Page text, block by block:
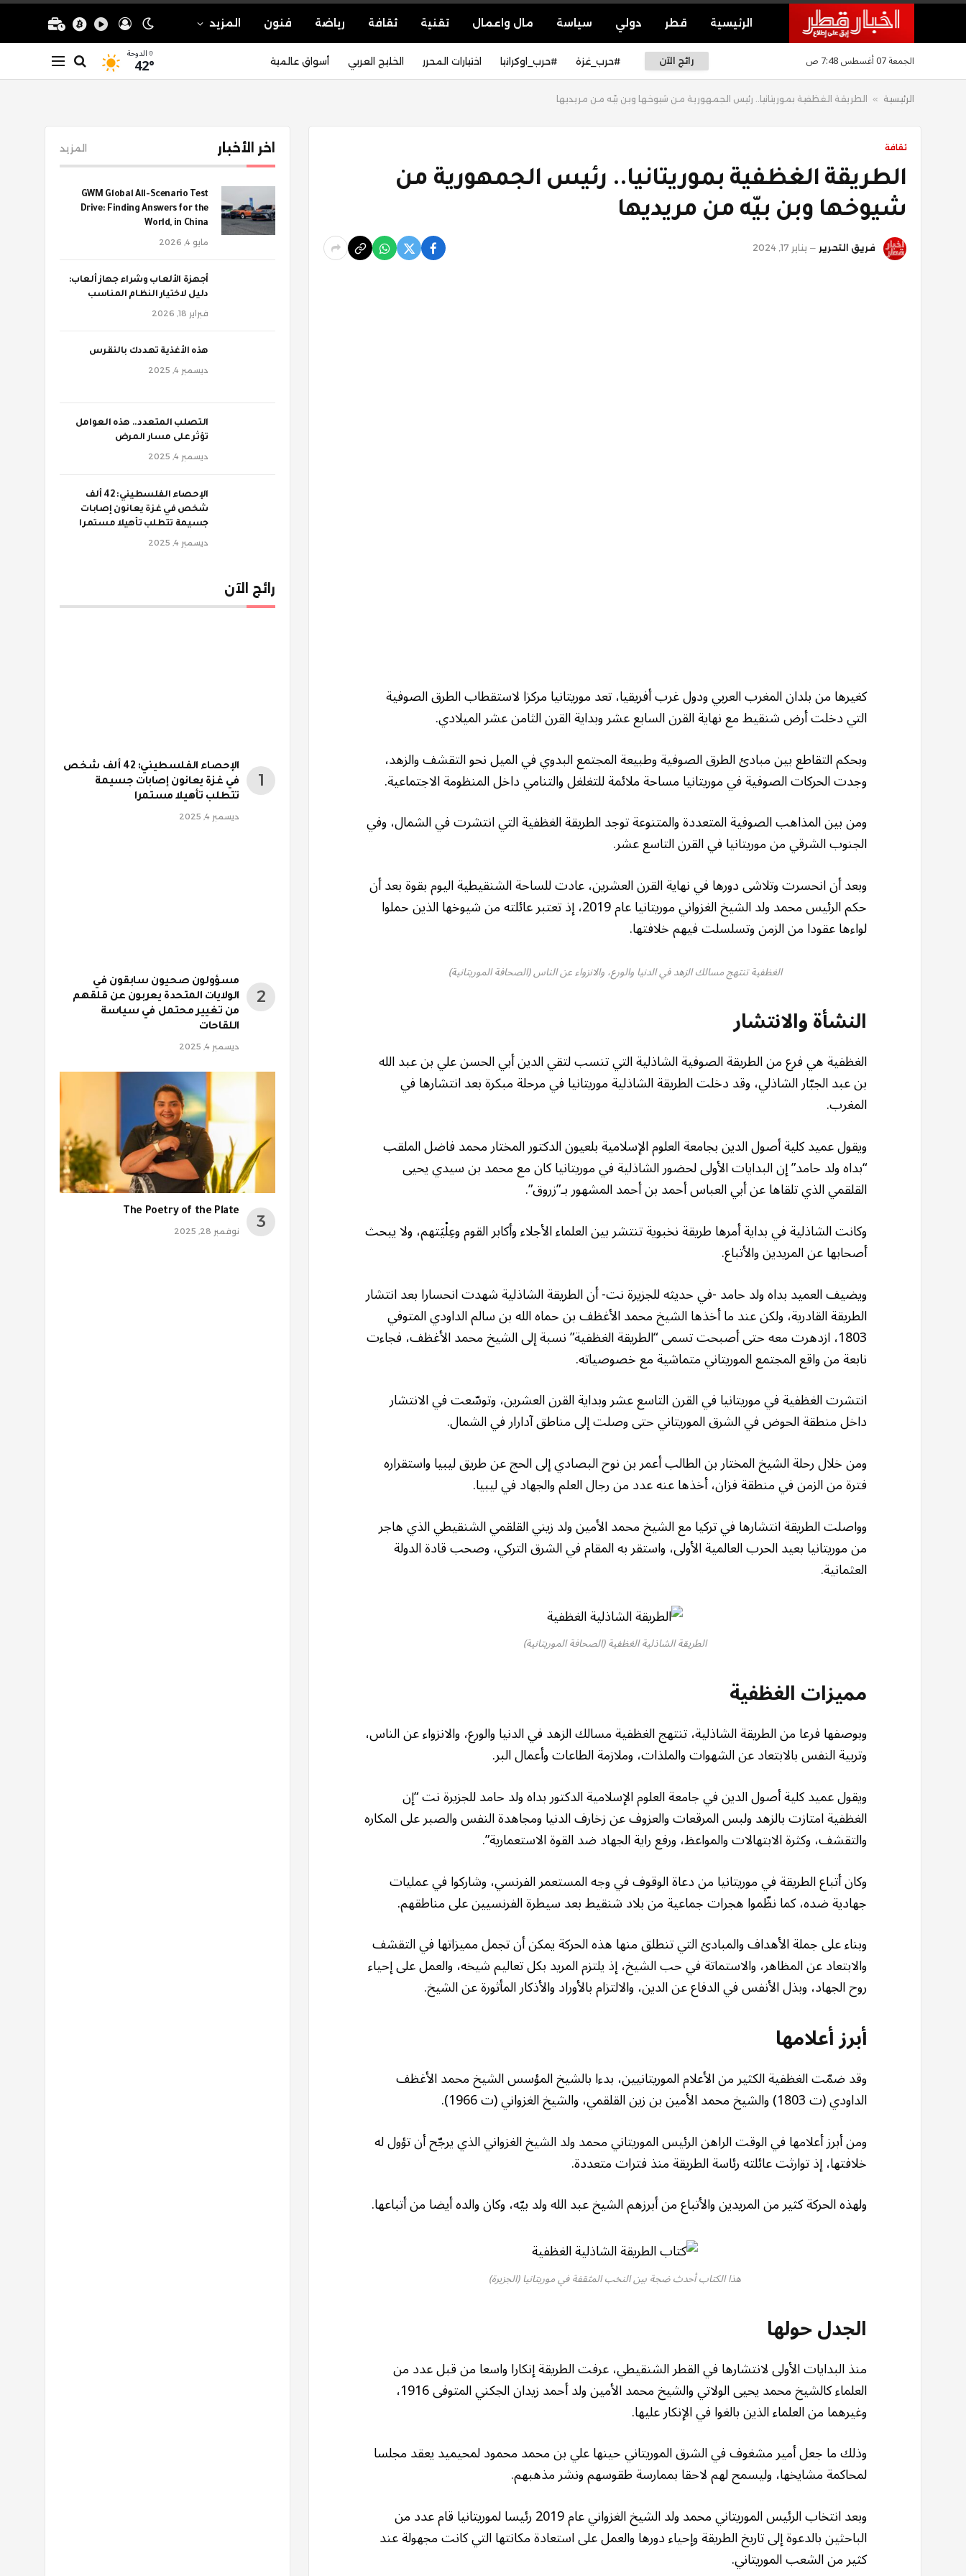
الرئيسية قطر دولي سياسة مال واعمال تقنية ثقافة رياضة فنون المزيد
الجمعة 07 أغسطس 7:48 ص رائج الآن #حرب_غزة #حرب_اوكرانيا اختيارات المحرر الخليج العربي أسواق عالمية الدوحة
42°
الرئيسية » الطريقة الغظفية بموريتانيا.. رئيس الجمهورية من شيوخها وبن بيّه من مريديها
ثقافة
الطريقة الغظفية بموريتانيا.. رئيس الجمهورية من
شيوخها وبن بيّه من مريديها
فريق التحرير يناير 17, 2024
كغيرها من بلدان المغرب العربي ودول غرب أفريقيا، تعد موريتانيا مركزا لاستقطاب الطرق الصوفية
التي دخلت أرض شنقيط مع نهاية القرن السابع عشر وبداية القرن الثامن عشر الميلادي.
وبحكم التقاطع بين مبادئ الطرق الصوفية وطبيعة المجتمع البدوي في الميل نحو التقشف والزهد،
وجدت الحركات الصوفية في موريتانيا مساحة ملائمة للتغلغل والتنامي داخل المنظومة الاجتماعية.
ومن بين المذاهب الصوفية المتعددة والمتنوعة توجد الطريقة الغظفية التي انتشرت في الشمال، وفي
الجنوب الشرقي من موريتانيا في القرن التاسع عشر.
وبعد أن انحسرت وتلاشى دورها في نهاية القرن العشرين، عادت للساحة الشنقيطية اليوم بقوة بعد أن
حكم الرئيس محمد ولد الشيخ الغزواني موريتانيا عام 2019، إذ تعتبر عائلته من شيوخها الذين حملوا
لواءها عقودا من الزمن وتسلسلت فيهم خلافتها.
الغظفية تنتهج مسالك الزهد في الدنيا والورع، والانزواء عن الناس (الصحافة الموريتانية)
النشأة والانتشار
الغظفية هي فرع من الطريقة الصوفية الشاذلية التي تنسب لتقي الدين أبي الحسن علي بن عبد الله
بن عبد الجبّار الشاذلي، وقد دخلت الطريقة الشاذلية موريتانيا في مرحلة مبكرة بعد انتشارها في
المغرب.
ويقول عميد كلية أصول الدين بجامعة العلوم الإسلامية بلعيون الدكتور المختار محمد فاضل الملقب
“بداه ولد حامد” إن البدايات الأولى لحضور الشاذلية في موريتانيا كان مع محمد بن سيدي يحيى
القلقمي الذي تلقاها عن أبي العباس أحمد بن أحمد المشهور بـ”زروق”.
وكانت الشاذلية في بداية أمرها طريقة نخبوية تنتشر بين العلماء الأجلاء وأكابر القوم وعِلْيَتهم، ولا يبحث
أصحابها عن المريدين والأتباع.
ويضيف العميد بداه ولد حامد -في حديثه للجزيرة نت- أن الطريقة الشاذلية شهدت انحسارا بعد انتشار
الطريقة القادرية، ولكن عند ما أخذها الشيخ محمد الأغظف بن حماه الله بن سالم الداودي المتوفي
1803، ازدهرت معه حتى أصبحت تسمى “الطريقة الغظفية” نسبة إلى الشيخ محمد الأغظف، فجاءت
نابعة من واقع المجتمع الموريتاني متماشية مع خصوصياته.
انتشرت الغظفية في موريتانيا في القرن التاسع عشر وبداية القرن العشرين، وتوسّعت في الانتشار
داخل منطقة الحوض في الشرق الموريتاني حتى وصلت إلى مناطق آدارار في الشمال.
ومن خلال رحلة الشيخ المختار بن الطالب أعمر بن نوح البصادي إلى الحج عن طريق ليبيا واستقراره
فترة من الزمن في منطقة فزان، أخذها عنه عدد من رجال العلم والجهاد في ليبيا.
وواصلت الطريقة انتشارها في تركيا مع الشيخ محمد الأمين ولد زيني القلقمي الشنقيطي الذي هاجر
من موريتانيا بعيد الحرب العالمية الأولى، واستقر به المقام في الشرق التركي، وصحب قادة الدولة
العثمانية.
الطريقة الشاذلية الغظفية (الصحافة الموريتانية)
مميزات الغظفية
وبوصفها فرعا من الطريقة الشاذلية، تنتهج الغظفية مسالك الزهد في الدنيا والورع، والانزواء عن الناس،
وتربية النفس بالابتعاد عن الشهوات والملذات، وملازمة الطاعات وأعمال البر.
ويقول عميد كلية أصول الدين في جامعة العلوم الإسلامية الدكتور بداه ولد حامد للجزيرة نت “إن
الغظفية امتازت بالزهد ولبس المرقعات والعزوف عن زخارف الدنيا ومجاهدة النفس والصبر على المكاره
والتقشف، وكثرة الابتهالات والمواعظ، ورفع راية الجهاد ضد القوة الاستعمارية”.
وكان أتباع الطريقة في موريتانيا من دعاة الوقوف في وجه المستعمر الفرنسي، وشاركوا في عمليات
جهادية ضده، كما نظّموا هجرات جماعية من بلاد شنقيط بعد سيطرة الفرنسيين على مناطقهم.
وبناء على جملة الأهداف والمبادئ التي تنطلق منها هذه الحركة يمكن أن تجمل مميزاتها في التقشف
والابتعاد عن المظاهر، والاستماتة في حب الشيخ، إذ يلتزم المريد بكل تعاليم شيخه، والعمل على إحياء
روح الجهاد، وبذل الأنفس في الدفاع عن الدين، والالتزام بالأوراد والأذكار المأثورة عن الشيخ.
أبرز أعلامها
وقد ضمّت الغظفية الكثير من الأعلام الموريتانيين، بدءا بالشيخ المؤسس الشيخ محمد الأغظف
الداودي (ت 1803) والشيخ محمد الأمين بن زين القلقمي، والشيخ الغزواني (ت 1966).
ومن أبرز أعلامها في الوقت الراهن الرئيس الموريتاني محمد ولد الشيخ الغزواني الذي يرجّح أن تؤول له
خلافتها، إذ توارثت عائلته رئاسة الطريقة منذ فترات متعددة.
ولهذه الحركة كثير من المريدين والأتباع من أبرزهم الشيخ عبد الله ولد بيّه، وكان والده أيضا من أتباعها.
هذا الكتاب أحدث ضجة بين النخب المثقفة في موريتانيا (الجزيرة)
الجدل حولها
منذ البدايات الأولى لانتشارها في القطر الشنقيطي، عرفت الطريقة إنكارا واسعا من قبل عدد من
العلماء كالشيخ محمد يحيى الولاتي والشيخ محمد الأمين ولد أحمد زيدان الجكني المتوفى 1916،
وغيرهما من العلماء الذين بالغوا في الإنكار عليها.
وذلك ما جعل أمير مشغوف في الشرق الموريتاني حينها علي بن محمد محمود لمحيميد يعقد مجلسا
لمحاكمة مشايخها، وليسمح لهم لاحقا بممارسة طقوسهم ونشر مذهبهم.
وبعد انتخاب الرئيس الموريتاني محمد ولد الشيخ الغزواني عام 2019 رئيسا لموريتانيا قام عدد من
الباحثين بالدعوة إلى تاريخ الطريقة وإحياء دورها والعمل على استعادة مكانتها التي كانت مجهولة عند
كثير من الشعب الموريتاني.
اخر الأخبار المزيد
GWM Global All-Scenario Test
Drive: Finding Answers for the
World, in China
مايو 4, 2026
أجهزة الألعاب وشراء جهاز ألعاب:
دليل لاختيار النظام المناسب
فبراير 18, 2026
‫هذه الأغذية تهددك بالنقرس
ديسمبر 4, 2025
‫التصلب المتعدد.. هذه العوامل
تؤثر على مسار المرض
ديسمبر 4, 2025
الإحصاء الفلسطيني: 42 ألف
شخص في غزة يعانون إصابات
جسيمة تتطلب تأهيلا مستمرا
ديسمبر 4, 2025
رائج الآن
الإحصاء الفلسطيني: 42 ألف شخص
في غزة يعانون إصابات جسيمة
تتطلب تأهيلا مستمرا
ديسمبر 4, 2025
مسؤولون صحيون سابقون في
الولايات المتحدة يعربون عن قلقهم
من تغيير محتمل في سياسة
اللقاحات
ديسمبر 4, 2025
The Poetry of the Plate
نوفمبر 28, 2025